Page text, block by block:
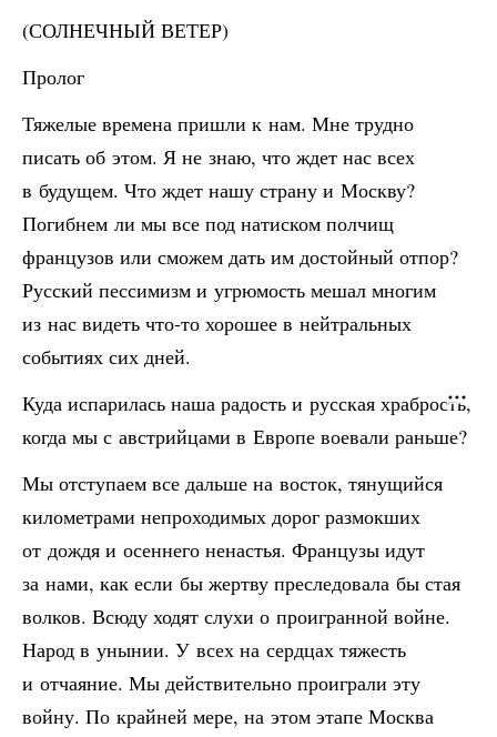
(СОЛНЕЧНЫЙ ВЕТЕР)
Пролог
Тяжелые времена пришли к нам. Мне трудно
писать об этом. Я не знаю, что ждет нас всех
в будущем. Что ждет нашу страну и Москву?
Погибнем ли мы все под натиском полчищ
французов или сможем дать им достойный отпор?
Русский пессимизм и угрюмость мешал многим
из нас видеть что-то хорошее в нейтральных
событиях сих дней.
Куда испарилась наша радость и русская храбрость,
когда мы с австрийцами в Европе воевали раньше?
Мы отступаем все дальше на восток, тянущийся
километрами непроходимых дорог размокших
от дождя и осеннего ненастья. Французы идут
за нами, как если бы жертву преследовала бы стая
волков. Всюду ходят слухи о проигранной войне.
Народ в унынии. У всех на сердцах тяжесть
и отчаяние. Мы действительно проиграли эту
войну. По крайней мере, на этом этапе Москва